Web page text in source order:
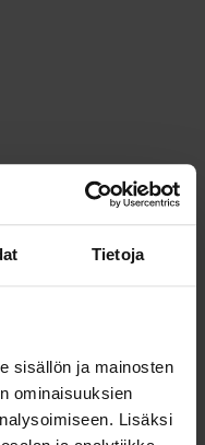
Tietoja
sisällön ja mainosten
ominaisuuksien
Lisäksi
ja
vaatii ratkaisuja